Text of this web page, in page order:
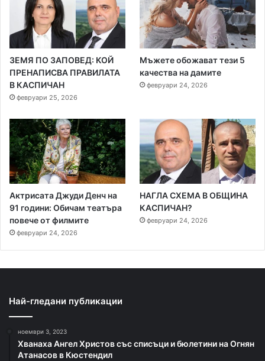
ЗЕМЯ ПО ЗАПОВЕД: КОЙ
ПРЕНАПИСВА ПРАВИЛАТА
В КАСПИЧАН
февруари 25, 2026
Мъжете обожават тези 5
качества на дамите
февруари 24, 2026
Актрисата Джуди Денч на
91 години: Обичам театъра
повече от филмите
февруари 24, 2026
НАГЛА СХЕМА В ОБЩИНА
КАСПИЧАН?
февруари 24, 2026
Най-гледани публикации
ноември 3, 2023
Хванаха Ангел Христов със списъци и бюлетини на Огнян
Атанасов в Кюстендил